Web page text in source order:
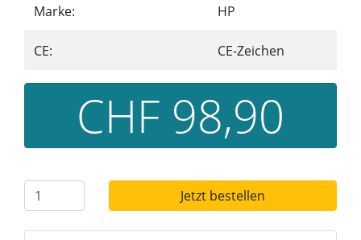
Marke: HP
CE: CE-Zeichen
CHF 98,90
Jetzt bestellen